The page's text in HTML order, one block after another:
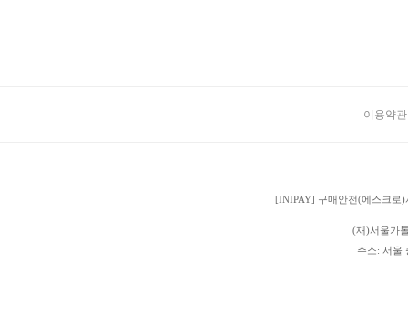
이용약관
[INIPAY] 구매안전(에스크로
(재)서울가
주소: 서울